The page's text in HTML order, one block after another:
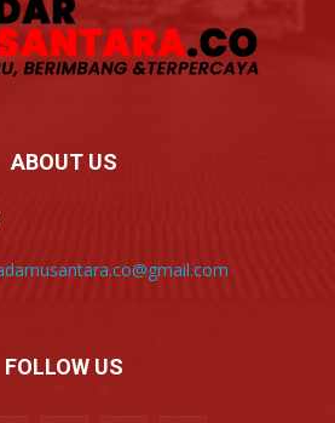
ABOUT US
FOLLOW US